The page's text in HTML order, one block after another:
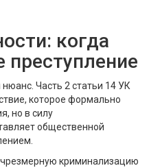
когда
преступление
Часть 2 статьи 14 УК
которое формально
но в силу
общественной
криминализацию